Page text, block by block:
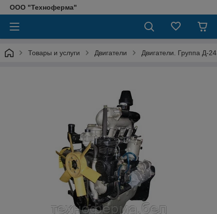
ООО "Техноферма"
Товары и услуги Двигатели Двигатели. Группа Д-